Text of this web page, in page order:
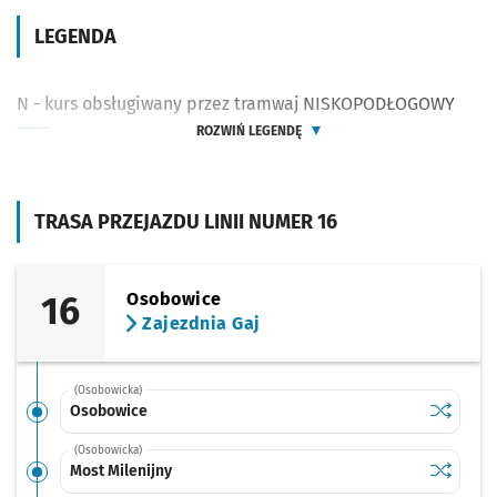
TRASA PRZEJAZDU LINII NUMER 16
16
Osobowice
Zajezdnia Gaj
(Osobowicka)
Osobowice Sprawdź
(Osobowicka)
Most Milenijny Sprawdź
Most
LEGENDA
N - kurs obsługiwany przez tramwaj NISKOPODŁOGOWY
ROZWIŃ LEGENDĘ